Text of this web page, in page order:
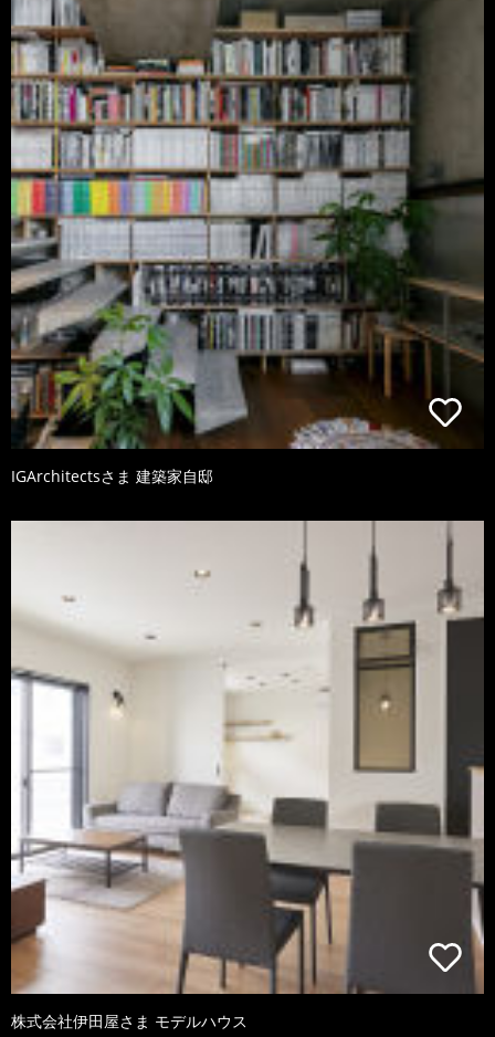
IGArchitectsさま 建築家自邸
株式会社伊田屋さま モデルハウス